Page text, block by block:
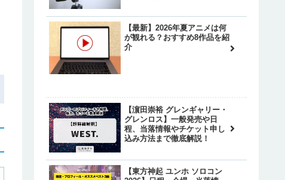
【最新】2026年夏アニメは何
が観れる？おすすめ8作品を紹
介
【濵田崇裕 グレンギャリー・
グレンロス】一般発売や日
程、当落情報やチケット申し
込み方法まで徹底解説！
【東方神起 ユンホ ソロコン